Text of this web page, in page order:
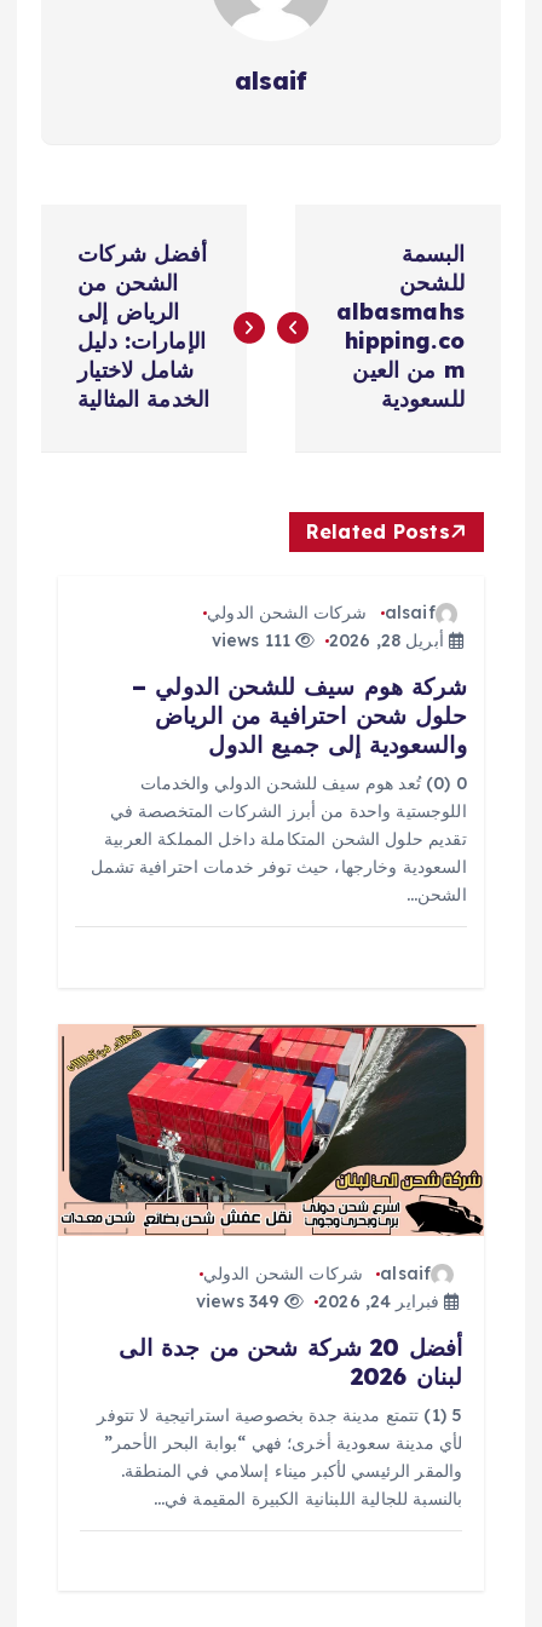
alsaif
ص
ت
البسمة
للشحن
albasmahs
hipping.co
m من العين
للسعودية
أفضل شركات
الشحن من
الرياض إلى
الإمارات: دليل
شامل لاختيار
الخدمة المثالية
Related Posts
alsaif
شركات الشحن الدولي
أبريل 28, 2026
111 views
شركة هوم سيف للشحن الدولي –
حلول شحن احترافية من الرياض
والسعودية إلى جميع الدول
0 (0) تُعد هوم سيف للشحن الدولي والخدمات
اللوجستية واحدة من أبرز الشركات المتخصصة في
تقديم حلول الشحن المتكاملة داخل المملكة العربية
السعودية وخارجها، حيث توفر خدمات احترافية تشمل
الشحن…
alsaif
شركات الشحن الدولي
فبراير 24, 2026
349 views
أفضل 20 شركة شحن من جدة الى
لبنان 2026
5 (1) تتمتع مدينة جدة بخصوصية استراتيجية لا تتوفر
لأي مدينة سعودية أخرى؛ فهي “بوابة البحر الأحمر”
والمقر الرئيسي لأكبر ميناء إسلامي في المنطقة.
بالنسبة للجالية اللبنانية الكبيرة المقيمة في…